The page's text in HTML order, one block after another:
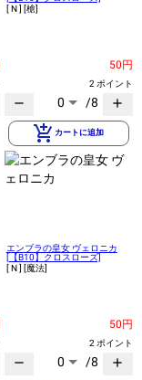
[ N ] [槍]
50円
2 ポイント
remove 0 /8 add
add_shopping_cart カートに追加
エンブラの皇女 ヴェロニカ
[【B10】クロスローズ]
[ N ] [魔法]
50円
2 ポイント
remove 0 /8 add